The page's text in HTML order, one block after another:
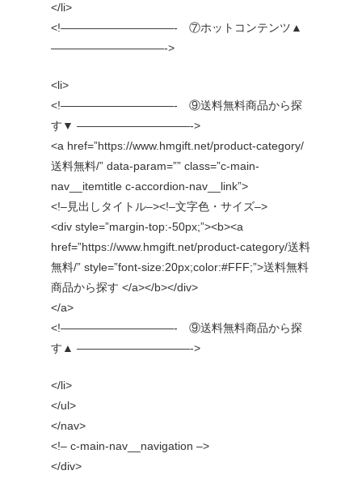
</li>
<!——————————- ⑦ホットコンテンツ▲
——————————->
<li>
<!——————————- ⑨送料無料商品から探
す▼ ——————————->
<a href=”https://www.hmgift.net/product-category/
送料無料/” data-param=”” class=”c-main-
nav__itemtitle c-accordion-nav__link”>
<!–見出しタイトル–><!–文字色・サイズ–>
<div style=”margin-top:-50px;”><b><a
href=”https://www.hmgift.net/product-category/送料
無料/” style=”font-size:20px;color:#FFF;”>送料無料
商品から探す </a></b></div>
</a>
<!——————————- ⑨送料無料商品から探
す▲ ——————————->
</li>
</ul>
</nav>
<!– c-main-nav__navigation –>
</div>